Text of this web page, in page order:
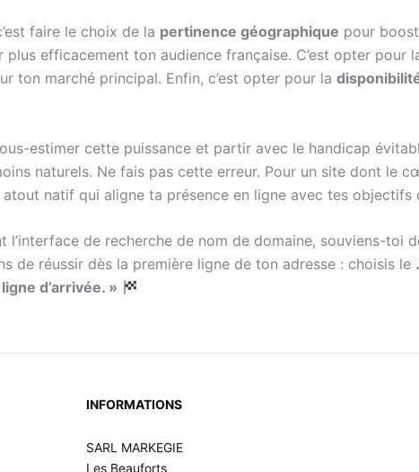
faire le choix de la pertinence géographique pour
efficacement ton audience française. C’est opter pour
ton marché principal. Enfin, c’est opter pour la
estimer cette puissance et partir avec le handicap
naturels. Ne fais pas cette erreur. Pour un site dont le
atout natif qui aligne ta présence en ligne avec tes
de recherche de nom de domaine, souviens-toi
de réussir dès la première ligne de ton adresse : choisis le
d’arrivée. »
INFORMATIONS
SARL MARKEGIE
Les Beauforts